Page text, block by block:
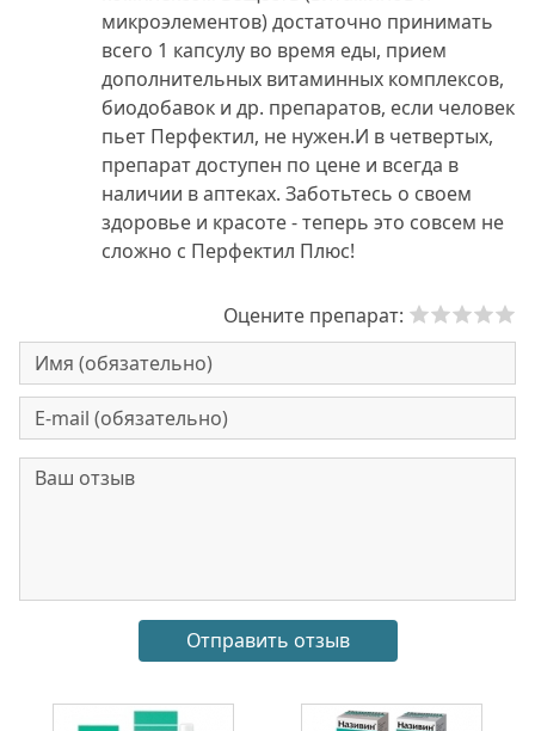
микроэлементов) достаточно принимать
всего 1 капсулу во время еды, прием
дополнительных витаминных комплексов,
биодобавок и др. препаратов, если человек
пьет Перфектил, не нужен.И в четвертых,
препарат доступен по цене и всегда в
наличии в аптеках. Заботьтесь о своем
здоровье и красоте - теперь это совсем не
сложно с Перфектил Плюс!
Оцените препарат: